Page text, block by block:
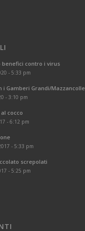
benefici contro i virus
- 5:33 pm
i Gamberi Grandi/Mazzancolle
- 3:10 pm
cocco
- 6:12 pm
- 5:33 pm
screpolati
- 5:25 pm